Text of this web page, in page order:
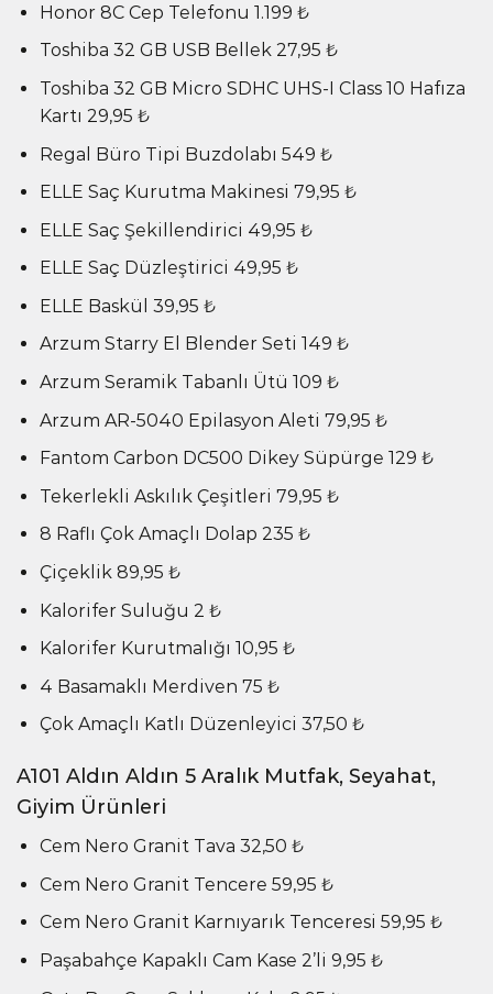
Honor 8C Cep Telefonu 1.199 ₺
Toshiba 32 GB USB Bellek 27,95 ₺
Toshiba 32 GB Micro SDHC UHS-I Class 10 Hafıza
Kartı 29,95 ₺
Regal Büro Tipi Buzdolabı 549 ₺
ELLE Saç Kurutma Makinesi 79,95 ₺
ELLE Saç Şekillendirici 49,95 ₺
ELLE Saç Düzleştirici 49,95 ₺
ELLE Baskül 39,95 ₺
Arzum Starry El Blender Seti 149 ₺
Arzum Seramik Tabanlı Ütü 109 ₺
Arzum AR-5040 Epilasyon Aleti 79,95 ₺
Fantom Carbon DC500 Dikey Süpürge 129 ₺
Tekerlekli Askılık Çeşitleri 79,95 ₺
8 Raflı Çok Amaçlı Dolap 235 ₺
Çiçeklik 89,95 ₺
Kalorifer Suluğu 2 ₺
Kalorifer Kurutmalığı 10,95 ₺
4 Basamaklı Merdiven 75 ₺
Çok Amaçlı Katlı Düzenleyici 37,50 ₺
A101 Aldın Aldın 5 Aralık Mutfak, Seyahat,
Giyim Ürünleri
Cem Nero Granit Tava 32,50 ₺
Cem Nero Granit Tencere 59,95 ₺
Cem Nero Granit Karnıyarık Tenceresi 59,95 ₺
Paşabahçe Kapaklı Cam Kase 2’li 9,95 ₺